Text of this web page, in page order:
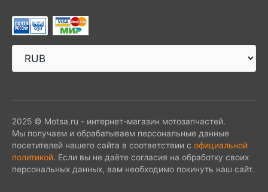
2025 © Motsa.ru - интернет-магазин мотозапчастей.
Мы получаем и обрабатываем персональные данные
посетителей нашего сайта в соответствии с официальной
политикой. Если вы не даёте согласия на обработку своих
персональных данных, вам необходимо покинуть наш сайт.